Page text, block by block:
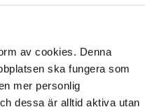
av cookies. Denna
ska fungera som
mer personlig
dessa är alltid aktiva utan